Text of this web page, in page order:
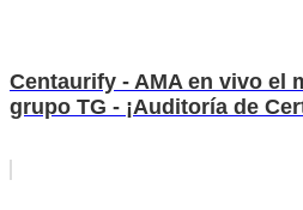
Centaurify - AMA en vivo el
grupo TG - ¡Auditoría de